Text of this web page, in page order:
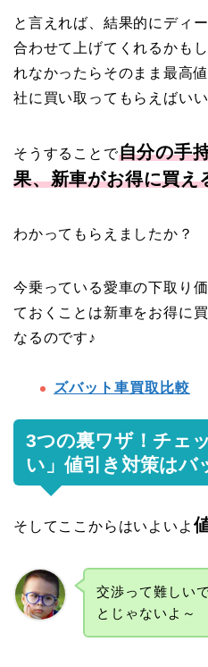
と言えれば、結果的にディ
合わせて上げてくれるかも
れなかったらそのまま最高
社に買い取ってもらえばいい
そうすることで自分の手
果、新車がお得に買え
わかってもらえましたか？
今乗っている愛車の下取り
ておくことは新車をお得に
なるのです♪
ズバット車買取比較
3つの裏ワザ！チェ
い」値引き対策はバ
そしてここからはいよいよ
交渉って難しい
とじゃないよ～